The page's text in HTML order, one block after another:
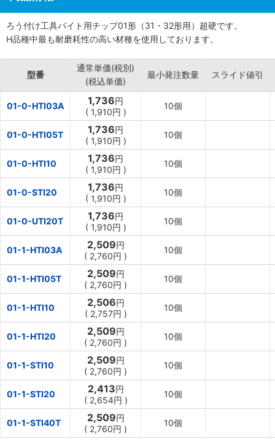
ろう付け工具バイト用チップ01形（31・32形用）超硬です。
H品種中最も耐磨耗性の高い材種を使用しております。
型番
通常単価(税別)
(税込単価)
最小発注数量 スライド値引
01-0-HTI03A 1,736円
( 1,910円 )
10個
01-0-HTI05T 1,736円
( 1,910円 )
10個
01-0-HTI10 1,736円
( 1,910円 )
10個
01-0-STI20 1,736円
( 1,910円 )
10個
01-0-UTI20T 1,736円
( 1,910円 )
10個
01-1-HTI03A 2,509円
( 2,760円 )
10個
01-1-HTI05T 2,509円
( 2,760円 )
10個
01-1-HTI10 2,506円
( 2,757円 )
10個
01-1-HTI20 2,509円
( 2,760円 )
10個
01-1-STI10 2,509円
( 2,760円 )
10個
01-1-STI20 2,413円
( 2,654円 )
10個
01-1-STI40T 2,509円
( 2,760円 )
10個